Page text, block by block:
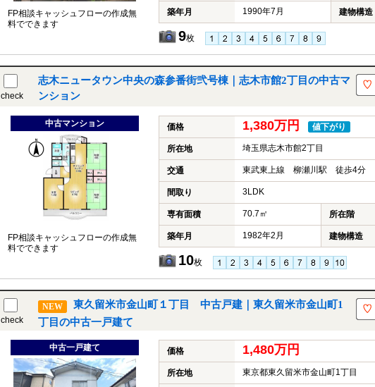
FP相談キャッシュフローの作成無
料でできます
築年月 1990年7月 建物構造
9枚
check
志木ニュータウン中央の森参番街弐号棟｜志木市館2丁目の中古マ
ンション
中古マンション
FP相談キャッシュフローの作成無
料でできます
価格 1,380万円 値下がり
所在地 埼玉県志木市館2丁目
交通 東武東上線 柳瀬川駅 徒歩4分
間取り 3LDK
専有面積 70.7㎡ 所在階
築年月 1982年2月 建物構造
10枚
check
NEW
東久留米市金山町１丁目 中古戸建｜東久留米市金山町1
丁目の中古一戸建て
中古一戸建て 価格 1,480万円
所在地 東京都東久留米市金山町1丁目